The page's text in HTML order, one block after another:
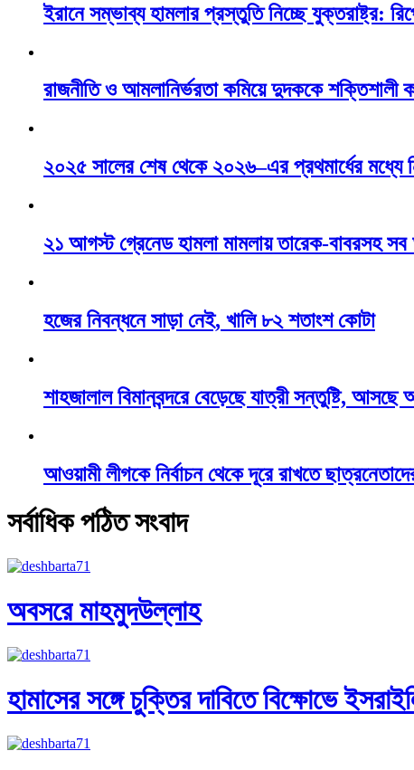
ইরানে সম্ভাব্য হামলার প্রস্তুতি নিচ্ছে যুক্তরাষ্ট্র:
রাজনীতি ও আমলানির্ভরতা কমিয়ে দুদককে শক্তিশালী
২০২৫ সালের শেষ থেকে ২০২৬–এর প্রথমার্ধের মধ্যে
২১ আগস্ট গ্রেনেড হামলা মামলায় তারেক-বাবরসহ সব
হজের নিবন্ধনে সাড়া নেই, খালি ৮২ শতাংশ কোটা
শাহজালাল বিমানবন্দরে বেড়েছে যাত্রী সন্তুষ্টি, আসছে
আওয়ামী লীগকে নির্বাচন থেকে দূরে রাখতে
সর্বাধিক পঠিত সংবাদ
অবসরে মাহমুদউল্লাহ
হামাসের সঙ্গে চুক্তির দাবিতে বিক্ষোভে